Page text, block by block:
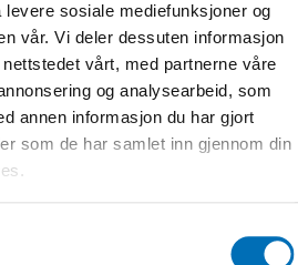
levere sosiale mediefunksjoner og
vår. Vi deler dessuten informasjon
vårt, med partnerne våre
og analysearbeid, som
annen informasjon du har gjort
som de har samlet inn gjennom din
universiteter og frivillige
[...]